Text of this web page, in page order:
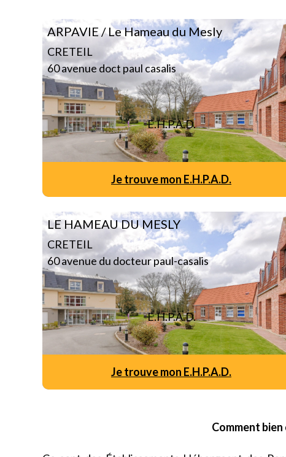
ARPAVIE / Le Hameau du Mesly
CRETEIL
60 avenue doct paul casalis
E.H.P.A.D.
Je trouve mon E.H.P.A.D.
LE HAMEAU DU MESLY
CRETEIL
60 avenue du docteur paul-casalis
E.H.P.A.D.
Je trouve mon E.H.P.A.D.
Comment bien